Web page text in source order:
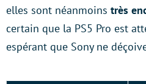
elles sont néanmoins très
certain que la PS5 Pro est
espérant que Sony ne